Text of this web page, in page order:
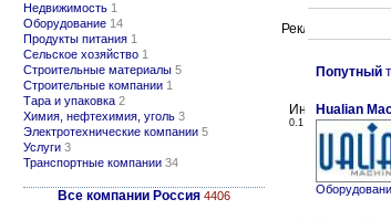
Недвижимость 1
Оборудование 14
Продукты питания 1
Сельское хозяйство 1
Строительные материалы 5
Строительные компании 1
Тара и упаковка 2
Химия, нефтехимия, уголь 3
Электротехнические компании 5
Услуги 3
Транспортные компании 34
Все компании Россия 4406
Попутный
0.1
Hualian